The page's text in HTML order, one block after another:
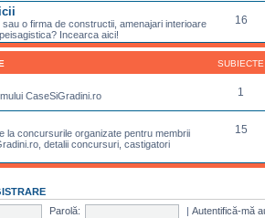
o firma de constructii, amenajari interioare
Incearca aici!
16
SUBIECTE
CaseSiGradini.ro 1
la concursurile organizate pentru membrii
detalii concursuri, castigatori
15
Parolă: Autentifică-mă